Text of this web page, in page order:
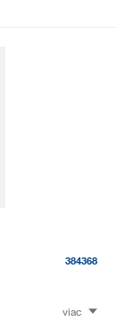
384368
viac